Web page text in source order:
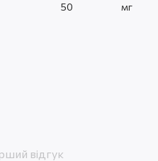
50 мг
відгук